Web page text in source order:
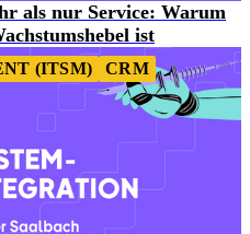
als nur Service: Warum
ist
(ITSM)
CRM